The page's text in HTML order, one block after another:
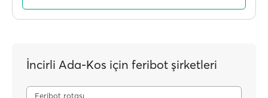
İncirli Ada-Kos için feribot şirketleri
Feribot rotası